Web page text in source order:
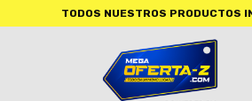
TODOS NUESTROS PRODUCTOS